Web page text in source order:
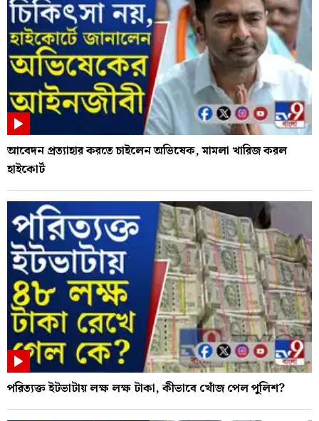
আবেদন প্রত্যাহার করতে চাইলেন অভিষেক, মামলা খারিজ করল
হাইকোর্ট
পরিত্যক্ত ইটভাটায় লক্ষ লক্ষ টাকা, কীভাবে খোঁজ পেল পুলিশ?